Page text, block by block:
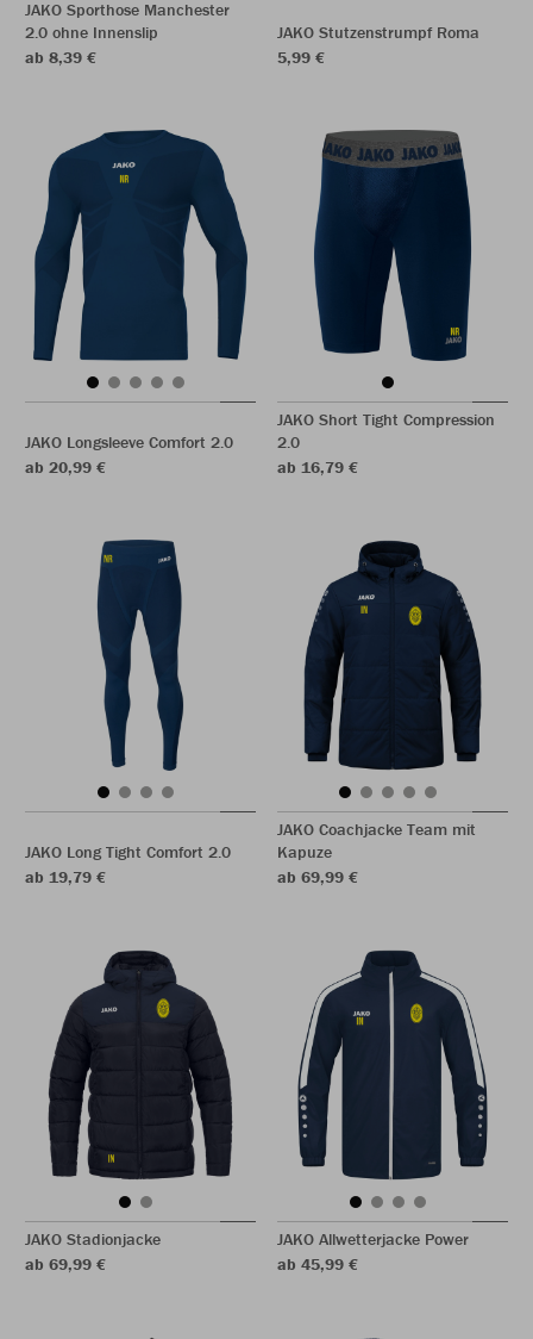
JAKO Sporthose Manchester
2.0 ohne Innenslip
ab 8,39 €
JAKO Stutzenstrumpf Roma
5,99 €
JAKO Longsleeve Comfort 2.0
ab 20,99 €
JAKO Short Tight Compression
2.0
ab 16,79 €
JAKO Long Tight Comfort 2.0
ab 19,79 €
JAKO Coachjacke Team mit
Kapuze
ab 69,99 €
JAKO Stadionjacke
ab 69,99 €
JAKO Allwetterjacke Power
ab 45,99 €